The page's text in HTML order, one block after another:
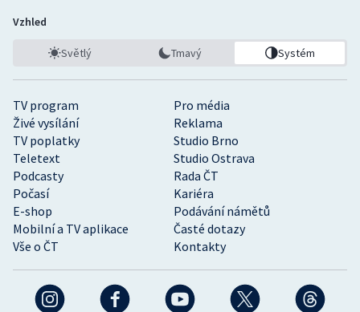
TV program
Pro média
Živé vysílání
Reklama
TV poplatky
Studio Brno
Teletext
Studio Ostrava
Podcasty
Rada ČT
Počasí
Kariéra
E-shop
Podávání námětů
Mobilní a TV aplikace
Časté dotazy
Vše o ČT
Kontakty
Vzhled
Světlý Tmavý Systém